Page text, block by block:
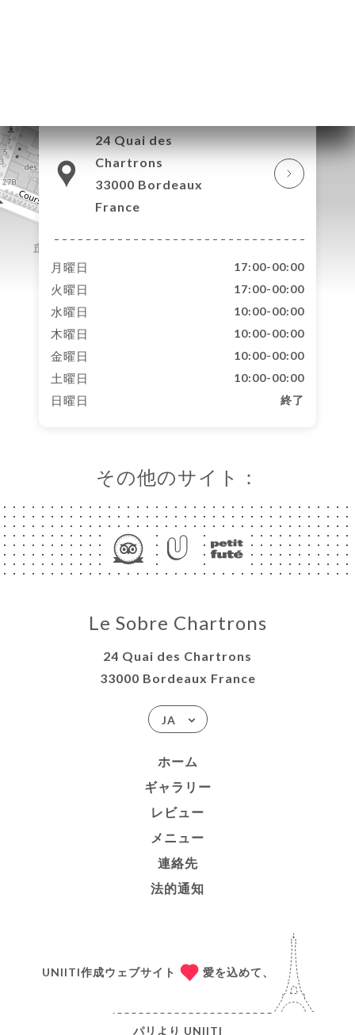
24 Quai des
Chartrons
33000 Bordeaux
France
月曜日 17:00-00:00
火曜日 17:00-00:00
水曜日 10:00-00:00
木曜日 10:00-00:00
金曜日 10:00-00:00
土曜日 10:00-00:00
日曜日 終了
その他のサイト：
Le Sobre Chartrons
24 Quai des Chartrons
33000 Bordeaux France
JA
ホーム
ギャラリー
レビュー
メニュー
連絡先
法的通知
UNIITI作成ウェブサイト 愛を込めて、
パリより UNIITI